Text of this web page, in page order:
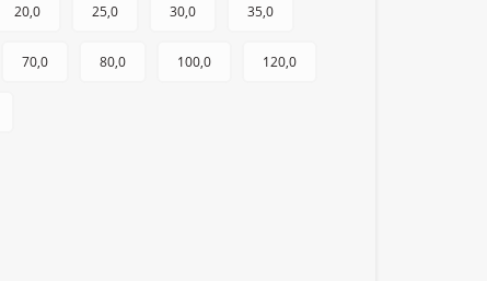
20,0 25,0 30,0 35,0
70,0 80,0 100,0 120,0